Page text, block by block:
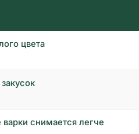
цвета
снимается легче